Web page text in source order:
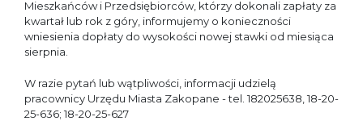
Mieszkańców i Przedsiębiorców, którzy dokonali zapłaty za
kwartał lub rok z góry, informujemy o konieczności
wniesienia dopłaty do wysokości nowej stawki od miesiąca
sierpnia.
W razie pytań lub wątpliwości, informacji udzielą
pracownicy Urzędu Miasta Zakopane - tel. 182025638, 18-20-
25-636; 18-20-25-627